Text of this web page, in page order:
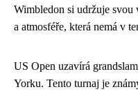
Wimbledon si udržuje
a atmosféře, která nemá v
US Open uzavírá
Yorku. Tento turnaj je